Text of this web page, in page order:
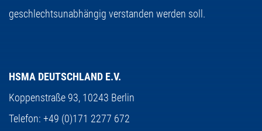
geschlechtsunabhängig verstanden werden soll.
HSMA DEUTSCHLAND E.V.
Koppenstraße 93, 10243 Berlin
Telefon: +49 (0)171 2277 672